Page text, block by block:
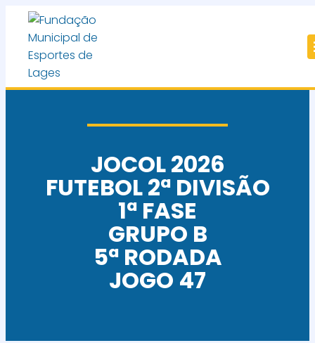
JOCOL 2026
FUTEBOL 2ª DIVISÃO
1ª FASE
GRUPO B
5ª RODADA
JOGO 47